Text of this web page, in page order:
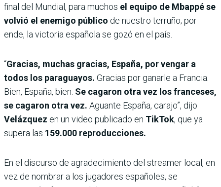
final del Mundial, para muchos el equipo de Mbappé se
volvió el enemigo público de nuestro terruño; por
ende, la victoria española se gozó en el país.
“Gracias, muchas gracias, España, por vengar a
todos los paraguayos. Gracias por ganarle a Francia.
Bien, España, bien. Se cagaron otra vez los franceses,
se cagaron otra vez. Aguante España, carajo”, dijo
Velázquez en un video publicado en TikTok, que ya
supera las 159.000 reproducciones.
En el discurso de agradecimiento del streamer local, en
vez de nombrar a los jugadores españoles, se